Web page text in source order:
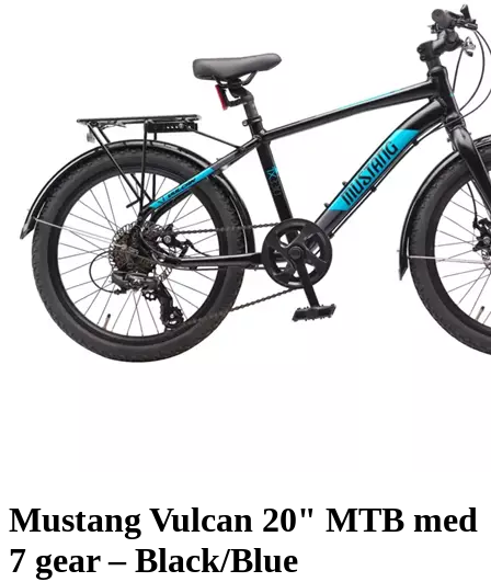
Mustang Vulcan 20" MTB med
7 gear – Black/Blue